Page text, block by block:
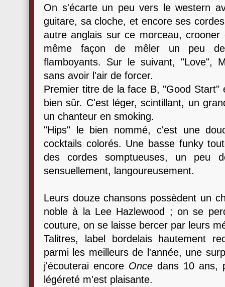
On s'écarte un peu vers le western
guitare, sa cloche, et encore ses
autre anglais sur ce morceau, crooner
même façon de mêler un peu
flamboyants. Sur le suivant, "Love",
sans avoir l'air de forcer.
Premier titre de la face B, "Good Start"
bien sûr. C'est léger, scintillant, un
un chanteur en smoking.
"Hips" le bien nommé, c'est une
cocktails colorés. Une basse funky
des cordes somptueuses, un peu
sensuellement, langoureusement.
Leurs douze chansons possèdent un
noble à la Lee Hazlewood ; on se
couture, on se laisse bercer par leurs
Talitres, label bordelais hautement
parmi les meilleurs de l'année, une
j'écouterai encore Once dans 10 ans,
légéreté m'est plaisante.